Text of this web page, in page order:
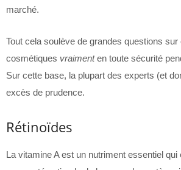
marché.
Tout cela soulève de grandes questions sur
cosmétiques vraimenten toute sécurité
Sur cette base, la plupart des experts (et
excès de prudence.
Rétinoïdes
La vitamine A est un nutriment essentiel